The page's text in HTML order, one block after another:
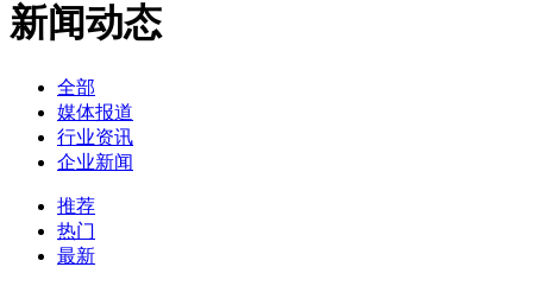
新闻动态
全部
媒体报道
行业资讯
企业新闻
推荐
热门
最新